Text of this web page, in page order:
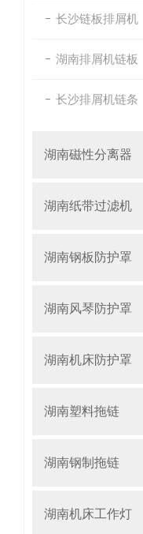
长沙链板排屑机
湖南排屑机链板
长沙排屑机链条
湖南磁性分离器
湖南纸带过滤机
湖南钢板防护罩
湖南风琴防护罩
湖南机床防护罩
湖南塑料拖链
湖南钢制拖链
湖南机床工作灯